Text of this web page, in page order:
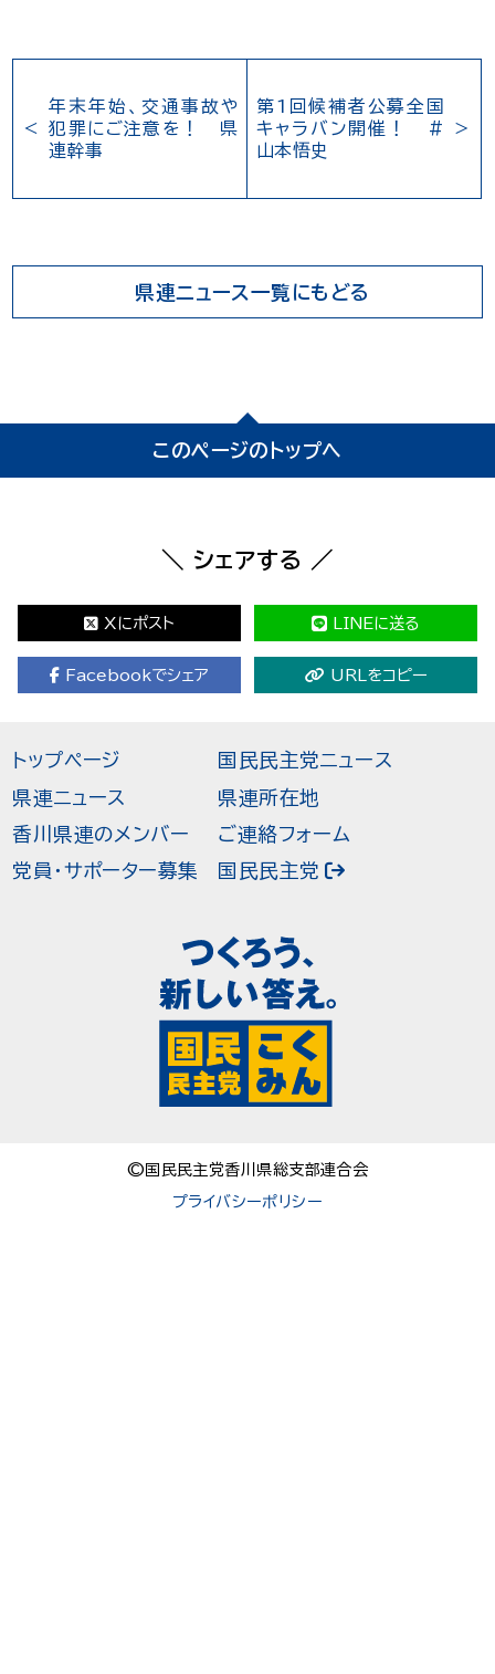
年末年始、交通事故や
犯罪にご注意を！ 県
連幹事
第1回候補者公募全国
キャラバン開催！ #
山本悟史
県連ニュース一覧にもどる
このページのトップへ
＼ シェアする ／
Xにポスト LINEに送る
Facebookでシェア URLをコピー
トップページ
県連ニュース
香川県連のメンバー
党員・サポーター募集
国民民主党ニュース
県連所在地
ご連絡フォーム
国民民主党
©国民民主党香川県総支部連合会
プライバシーポリシー